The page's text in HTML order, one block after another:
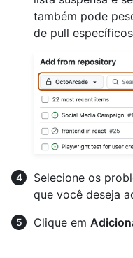
também pode
de pull
Selecione os
que você deseja
Clique em